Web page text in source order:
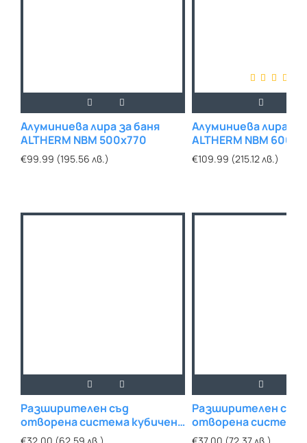
Алуминиева лира за баня
ALTHERM NBM 500х770
€99.99 (195.56 лв.)
Алуминиева лира за
ALTHERM NBM
€109.99 (215.12 лв.)
Разширителен съд
отворена система кубичен
8l.
Разширителен съд
отворена система
13l.